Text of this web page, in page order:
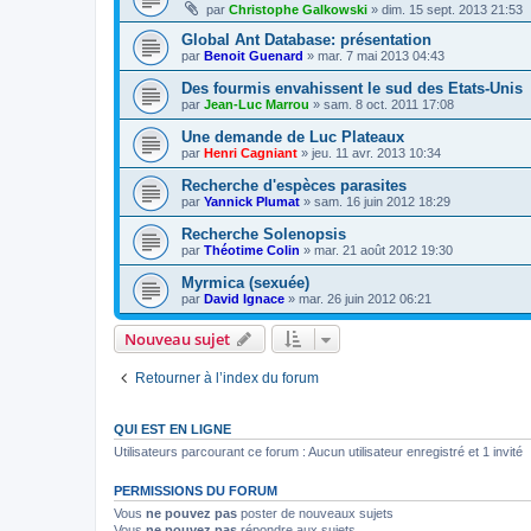
par Christophe Galkowski » dim. 15 sept. 2013 21:53
Global Ant Database: présentation
par Benoit Guenard » mar. 7 mai 2013 04:43
Des fourmis envahissent le sud des Etats-Unis
par Jean-Luc Marrou » sam. 8 oct. 2011 17:08
Une demande de Luc Plateaux
par Henri Cagniant » jeu. 11 avr. 2013 10:34
Recherche d'espèces parasites
par Yannick Plumat » sam. 16 juin 2012 18:29
Recherche Solenopsis
par Théotime Colin » mar. 21 août 2012 19:30
Myrmica (sexuée)
par David Ignace » mar. 26 juin 2012 06:21
Nouveau sujet
Retourner à l’index du forum
QUI EST EN LIGNE
Utilisateurs parcourant ce forum : Aucun utilisateur enregistré et 1 invité
PERMISSIONS DU FORUM
Vous ne pouvez pas poster de nouveaux sujets